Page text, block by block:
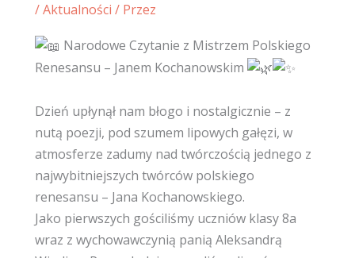
/Aktualności / Przez
Narodowe Czytanie z Mistrzem Polskiego
Renesansu – Janem Kochanowskim
Dzień upłynął nam błogo i nostalgicznie – z
nutą poezji, pod szumem lipowych gałęzi, w
atmosferze zadumy nad twórczością jednego z
najwybitniejszych twórców polskiego
renesansu – Jana Kochanowskiego.
Jako pierwszych gościliśmy uczniów klasy 8a
wraz z wychowawczynią panią Aleksandrą